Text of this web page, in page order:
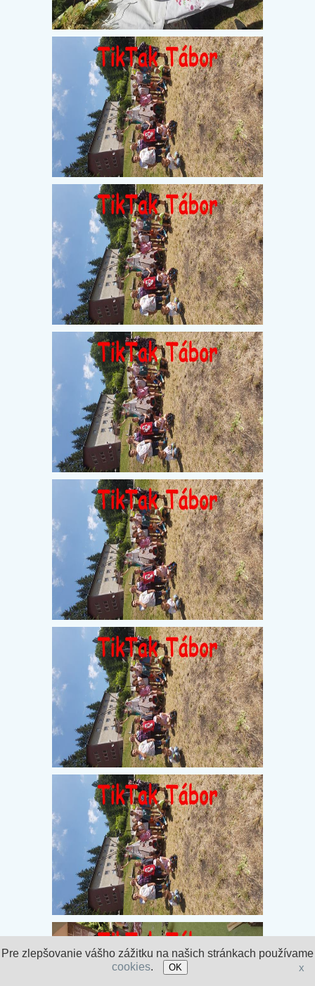
Pre zlepšovanie vášho zážitku na našich stránkach používame
cookies. OK x